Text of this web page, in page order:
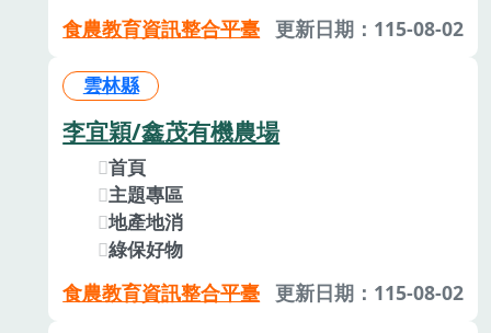
食農教育資訊整合平臺 更新日期：115-08-02
雲林縣
李宜穎/鑫茂有機農場
首頁
主題專區
地產地消
綠保好物
食農教育資訊整合平臺 更新日期：115-08-02